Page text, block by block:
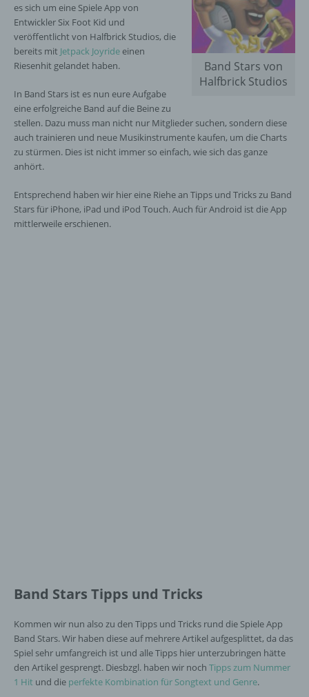
Band Stars von
Halfbrick Studios
es sich um eine Spiele App von
Entwickler Six Foot Kid und
veröffentlicht von Halfbrick Studios, die
bereits mit Jetpack Joyride einen
Riesenhit gelandet haben.
In Band Stars ist es nun eure Aufgabe
eine erfolgreiche Band auf die Beine zu
stellen. Dazu muss man nicht nur Mitglieder suchen, sondern diese
auch trainieren und neue Musikinstrumente kaufen, um die Charts
zu stürmen. Dies ist nicht immer so einfach, wie sich das ganze
anhört.
Entsprechend haben wir hier eine Riehe an Tipps und Tricks zu Band
Stars für iPhone, iPad und iPod Touch. Auch für Android ist die App
mittlerweile erschienen.
Band Stars Tipps und Tricks
Kommen wir nun also zu den Tipps und Tricks rund die Spiele App
Band Stars. Wir haben diese auf mehrere Artikel aufgesplittet, da das
Spiel sehr umfangreich ist und alle Tipps hier unterzubringen hätte
den Artikel gesprengt. Diesbzgl. haben wir noch Tipps zum Nummer
1 Hit und die perfekte Kombination für Songtext und Genre.